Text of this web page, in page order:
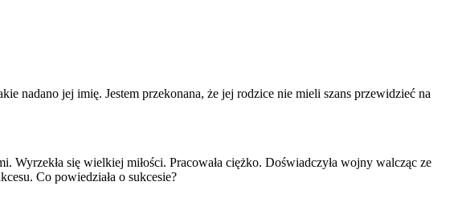
nadano jej imię. Jestem przekonana, że jej rodzice nie mieli szans przewidzieć na
Wyrzekła się wielkiej miłości. Pracowała ciężko. Doświadczyła wojny walcząc ze
Co powiedziała o sukcesie?